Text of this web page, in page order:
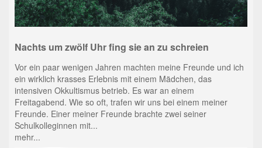
Nachts um zwölf Uhr fing sie an zu schreien
Vor ein paar wenigen Jahren machten meine Freunde und ich
ein wirklich krasses Erlebnis mit einem Mädchen, das
intensiven Okkultismus betrieb. Es war an einem
Freitagabend. Wie so oft, trafen wir uns bei einem meiner
Freunde. Einer meiner Freunde brachte zwei seiner
Schulkolleginnen mit...
mehr...